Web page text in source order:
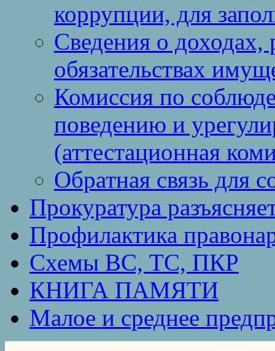
коррупции, для
Сведения о доходах,
обязательствах
Комиссия по
поведению и
(аттестационная
Обратная связь для
Прокуратура
Профилактика
Схемы ВС, ТС, ПКР
КНИГА ПАМЯТИ
Малое и среднее